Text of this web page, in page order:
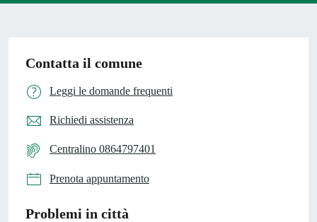
Contatta il comune
Leggi le domande frequenti
Richiedi assistenza
Centralino 0864797401
Prenota appuntamento
Problemi in città